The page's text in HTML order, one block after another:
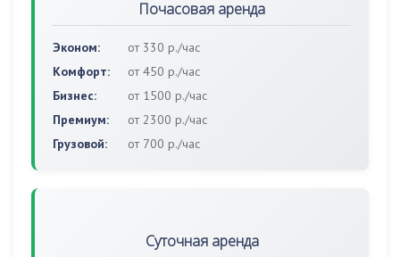
Почасовая аренда
Эконом:
от 330 р./час
Комфорт:
от 450 р./час
Бизнес:
от 1500 р./час
Премиум:
от 2300 р./час
Грузовой:
от 700 р./час
Суточная аренда